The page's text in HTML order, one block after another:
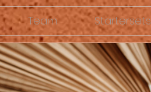
Team Startersets